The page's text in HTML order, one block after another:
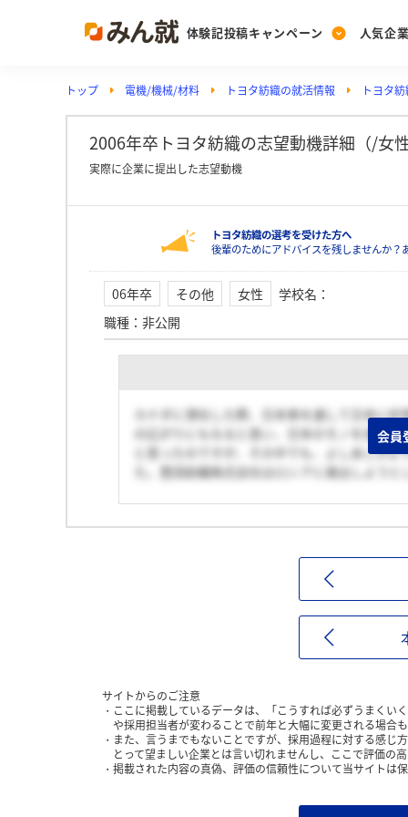
体験記投稿キャンペーン
Post
投稿する
人気企
Ranking
ランキングを見る
Vote
投票する
PickUp
注目の企業特集
トップ 電機/機械/材料 トヨタ紡織の就活情報 トヨタ
2006年卒トヨタ紡織の志望動機詳細（/女
実際に企業に提出した志望動機
トヨタ紡織の選考を受けた方へ
後輩のためにアドバイスを残しませんか
06年卒 その他 女性 学校名 ：
職種 ： 非公開
カナダに滞在した際、日本車を通して日本に
の広がりにもなると思い、日本のモノを海外
と思ったのですが、その中でも、よしあしが
た。豊田紡織株式会社はロシアに進出しよう
会員
サイトからのご注意
ここに掲載しているデータは、「こうすれば必ずうまくい
や採用担当者が変わることで前年と大幅に変更される場合
また、言うまでもないことですが、採用過程に対する感じ
とって望ましい企業とは言い切れませんし、ここで評価の
掲載された内容の真偽、評価の信頼性について当サイトは